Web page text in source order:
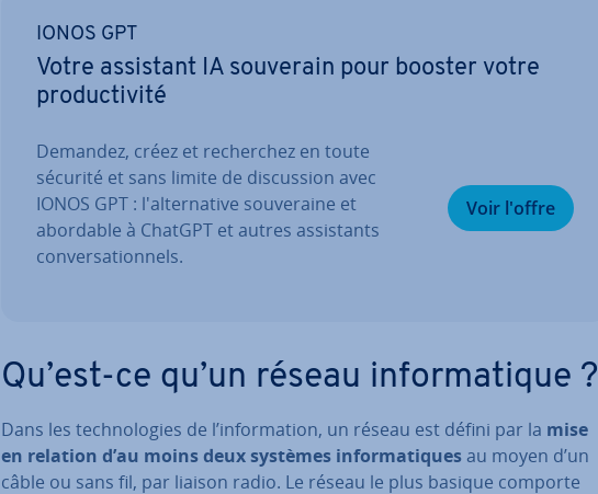
IONOS GPT
Votre assistant IA souverain pour booster votre
pro­duc­ti­vité
Demandez, créez et re­cher­chez en toute
sécurité et sans limite de dis­cus­sion avec
IONOS GPT : l'al­ter­na­tive sou­ve­raine et
abordable à ChatGPT et autres as­sis­tants
con­ver­sa­tion­nels.
Voir l'offre
Qu’est-ce qu’un réseau in­for­ma­tique ?
Dans les tech­no­lo­gies de l’in­for­ma­tion, un réseau est défini par la mise
en relation d’au moins deux systèmes in­for­ma­tiquesau moyen d’un
câble ou sans fil, par liaison radio. Le réseau le plus basique comporte